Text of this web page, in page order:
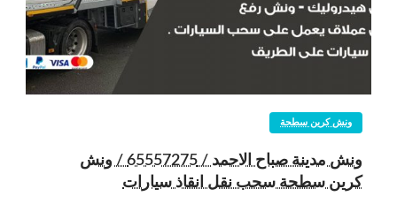
ونش كرين سطحة
ونش مدينة صباح الاحمد / 65557275 / ونش
كرين سطحة سحب نقل انقاذ سيارات